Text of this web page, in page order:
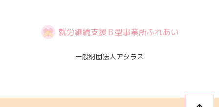
一般財団法人アタラス